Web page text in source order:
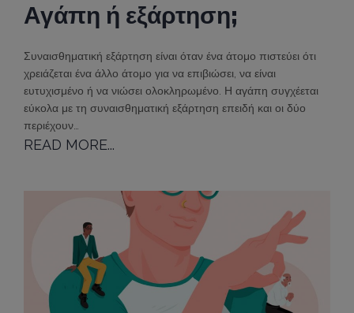
Αγάπη ή εξάρτηση;
Συναισθηματική εξάρτηση είναι όταν ένα άτομο πιστεύει ότι
χρειάζεται ένα άλλο άτομο για να επιβιώσει, να είναι
ευτυχισμένο ή να νιώσει ολοκληρωμένο. Η αγάπη συγχέεται
εύκολα με τη συναισθηματική εξάρτηση επειδή και οι δύο
περιέχουν…
READ MORE...